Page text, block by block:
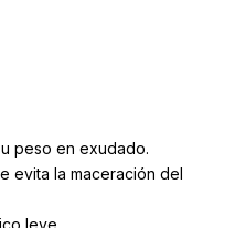
peso en exudado.
evita la maceración del